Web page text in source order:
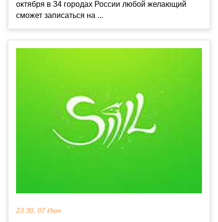
октября в 34 городах России любой желающий
сможет записаться на ...
23:30, 07 Июн